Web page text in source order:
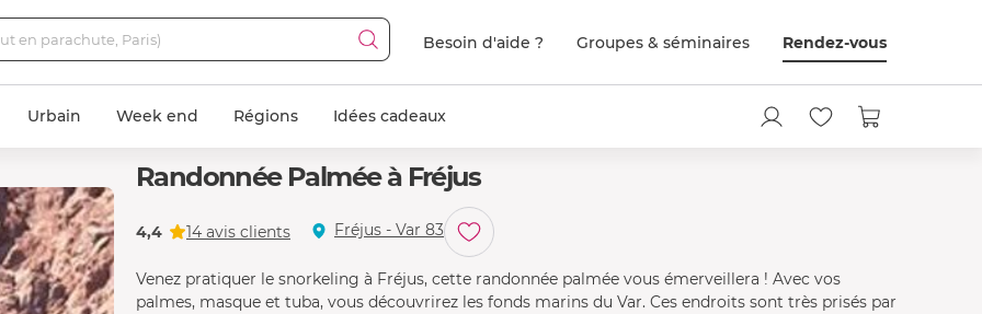
Besoin d'aide ? Groupes & séminaires Rendez-vous
Urbain Week end Régions Idées cadeaux
Randonnée Palmée à Fréjus
4,4 14 avis clients Fréjus - Var 83
Venez pratiquer le snorkeling à Fréjus, cette randonnée palmée vous émerveillera ! Avec vos
palmes, masque et tuba, vous découvrirez les fonds marins du Var. Ces endroits sont très prisés par